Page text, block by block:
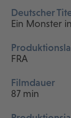
Deutscher
Ein Monster
FRA
Filmdauer
87 min